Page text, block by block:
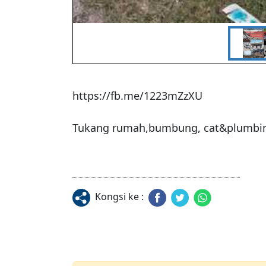
https://fb.me/1223mZzXU
Tukang rumah,bumbung,
Kongsi ke :